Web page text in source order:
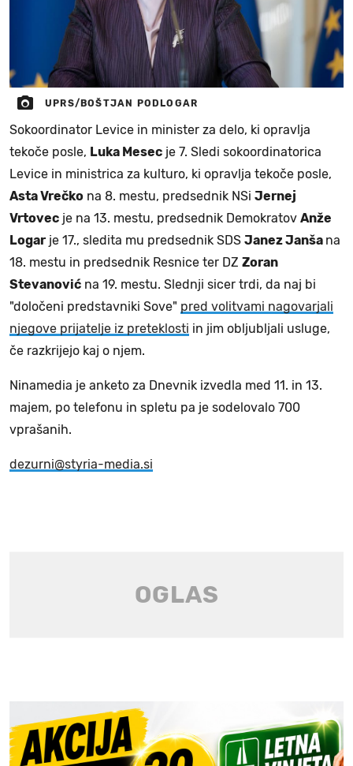
UPRS/BOŠTJAN PODLOGAR
Sokoordinator Levice in minister za delo, ki opravlja
tekoče posle, Luka Mesec je 7. Sledi sokoordinatorica
Levice in ministrica za kulturo, ki opravlja tekoče posle,
Asta Vrečko na 8. mestu, predsednik NSi Jernej
Vrtovec je na 13. mestu, predsednik Demokratov Anže
Logar je 17., sledita mu predsednik SDS Janez Janša na
18. mestu in predsednik Resnice ter DZ Zoran
Stevanović na 19. mestu. Slednji sicer trdi, da naj bi
"določeni predstavniki Sove" pred volitvami nagovarjali
njegove prijatelje iz preteklosti in jim obljubljali usluge,
če razkrijejo kaj o njem.
Ninamedia je anketo za Dnevnik izvedla med 11. in 13.
majem, po telefonu in spletu pa je sodelovalo 700
vprašanih.
dezurni@styria-media.si